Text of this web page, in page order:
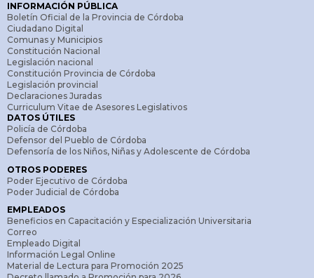
INFORMACIÓN PÚBLICA
Boletín Oficial de la Provincia de Córdoba
Ciudadano Digital
Comunas y Municipios
Constitución Nacional
Legislación nacional
Constitución Provincia de Córdoba
Legislación provincial
Declaraciones Juradas
Curriculum Vitae de Asesores Legislativos
DATOS ÚTILES
Policía de Córdoba
Defensor del Pueblo de Córdoba
Defensoría de los Niños, Niñas y Adolescente de Córdoba
OTROS PODERES
Poder Ejecutivo de Córdoba
Poder Judicial de Córdoba
EMPLEADOS
Beneficios en Capacitación y Especialización Universitaria
Correo
Empleado Digital
Información Legal Online
Material de Lectura para Promoción 2025